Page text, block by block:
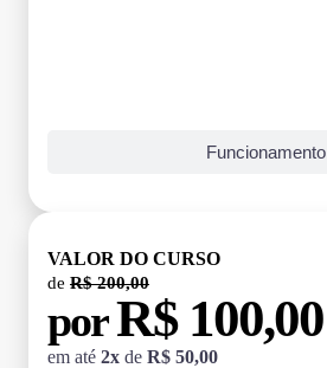
Funcionamento
VALOR DO CURSO
de R$ 200,00
porR$ 100,00
em até 2x de R$ 50,00